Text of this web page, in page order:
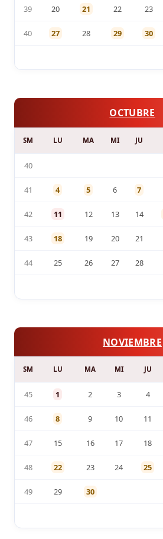
39 20 21 22 23
40 27 28 29 30
OCTUBRE
SM LU MA MI JU
40
41 4 5 6 7
42 11 12 13 14
43 18 19 20 21
44 25 26 27 28
NOVIEMBRE
SM LU MA MI JU
45 1 2 3 4
46 8 9 10 11
47 15 16 17 18
48 22 23 24 25
49 29 30